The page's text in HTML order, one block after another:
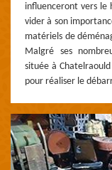
influenceront vers le
vider à son
matériels de
Malgré ses
située à
pour réaliser le